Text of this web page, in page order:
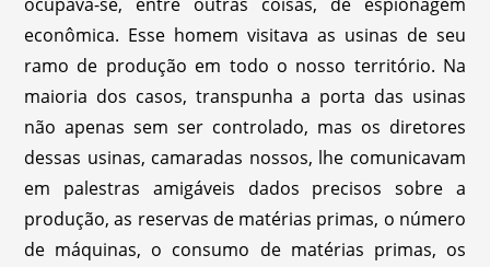
econômica. Esse homem visitava as usinas de seu
ramo de produção em todo o nosso território. Na
maioria dos casos, transpunha a porta das usinas
não apenas sem ser controlado, mas os diretores
dessas usinas, camaradas nossos, lhe comunicavam
em palestras amigáveis dados precisos sobre a
produção, as reservas de matérias primas, o número
de máquinas, o consumo de matérias primas, os